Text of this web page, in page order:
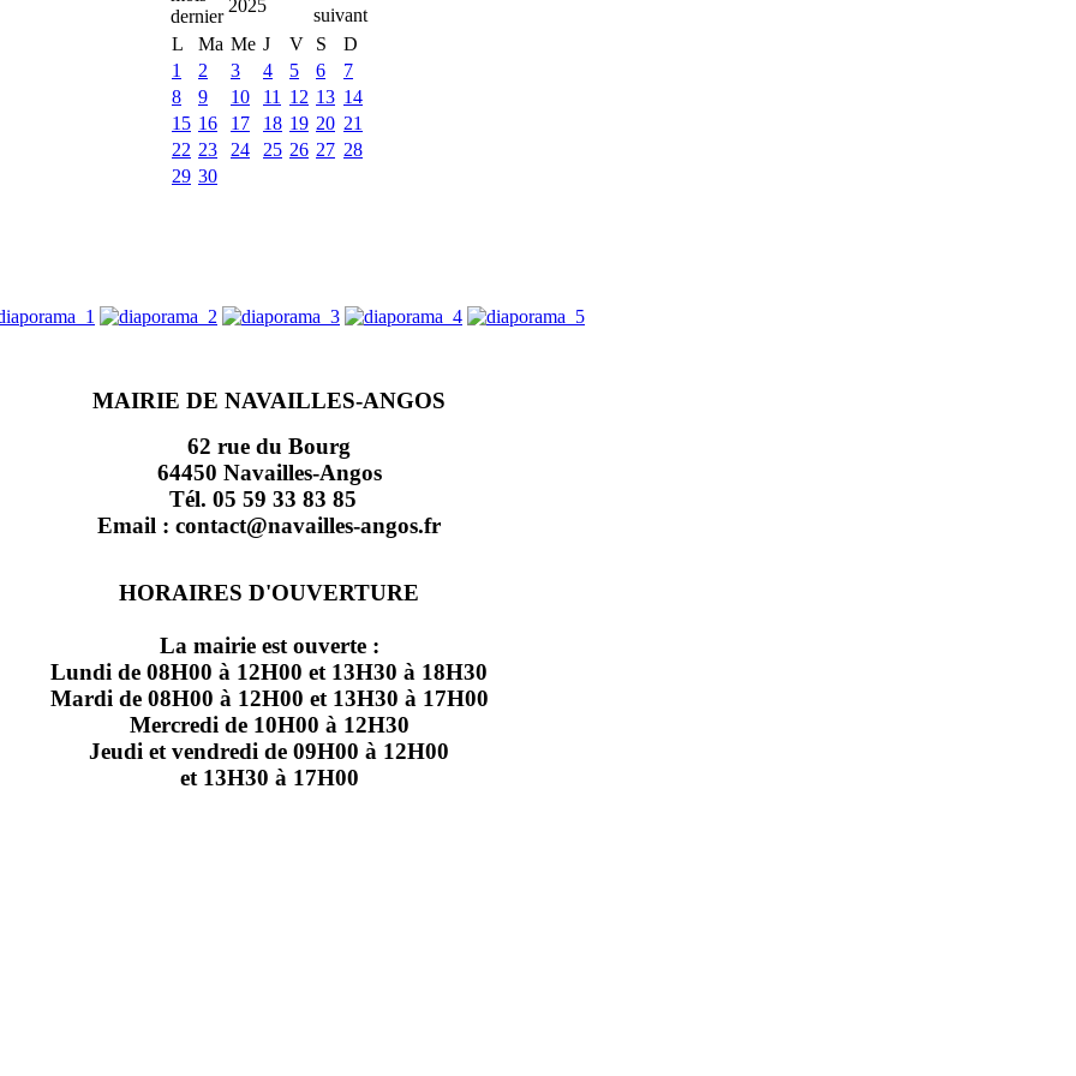
2025
L
Ma Me J V S
D
1
2 3 4 5 6
7
8
9 10 11 12 13 14
15 16 17 18 19 20 21
22 23 24 25 26 27 28
29 30
MAIRIE DE NAVAILLES-ANGOS
62 rue du Bourg
64450 Navailles-Angos
Tél. 05 59 33 83 85
Email : contact@navailles-angos.fr
HORAIRES D'OUVERTURE
La mairie est ouverte :
Lundi de 08H00 à 12H00 et 13H30 à 18H30
Mardi de 08H00 à 12H00 et 13H30 à 17H00
Mercredi de 10H00 à 12H30
Jeudi et vendredi de 09H00 à 12H00
et 13H30 à 17H00